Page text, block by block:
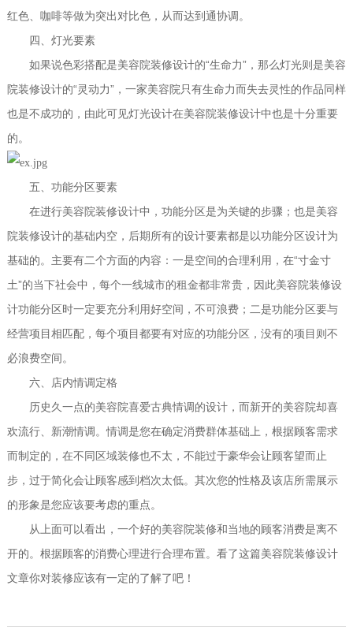
红色、咖啡等做为突出对比色，从而达到通协调。
四、灯光要素
如果说色彩搭配是美容院装修设计的“生命力”，那么灯光则是美容
院装修设计的“ 灵动力”，一家美容院只有生命力而失去灵性的作品同样
也是不成功的，由此可见灯光设计在美容院装修设计中也是十分重要
的。
五 、功能分区要素
在进行美容院装修设计中，功能分区是为关键的步骤；也是美容
院装修设计的基础内空，后期所有的设计要素都是以功能分区设计为
基础的。主要有二个方面的内容：一是空间的合理利用，在“寸金寸
土”的当下社会中，每个一线城市的租金都非常贵，因此美容院装修设
计功能分区时一定要充分利用好空间，不可浪费；二是功能分区要与
经营项目相匹配，每个项目都要有对应的功能分区，没有的项目则不
必浪费空间。
六、店内情调定格
历史久一点的美容院喜爱古典情调的设计，而新开的美容院却喜
欢流行、新潮情调。情调是您在确定消费群体基础上，根据顾客需求
而制定的，在不同区域装修也不太，不能过于豪华会让顾客望而止
步，过于简化会让顾客感到档次太低。其次您的性格及该店所需展示
的形象是您应该要考虑的重点。
从上面可以看出，一个好的美容院装修和当地的顾客消费是离不
开的。根据顾客的消费心理进行合理布置。看了这篇美容院装修设计
文章你对装修应该有一定的了解了吧！